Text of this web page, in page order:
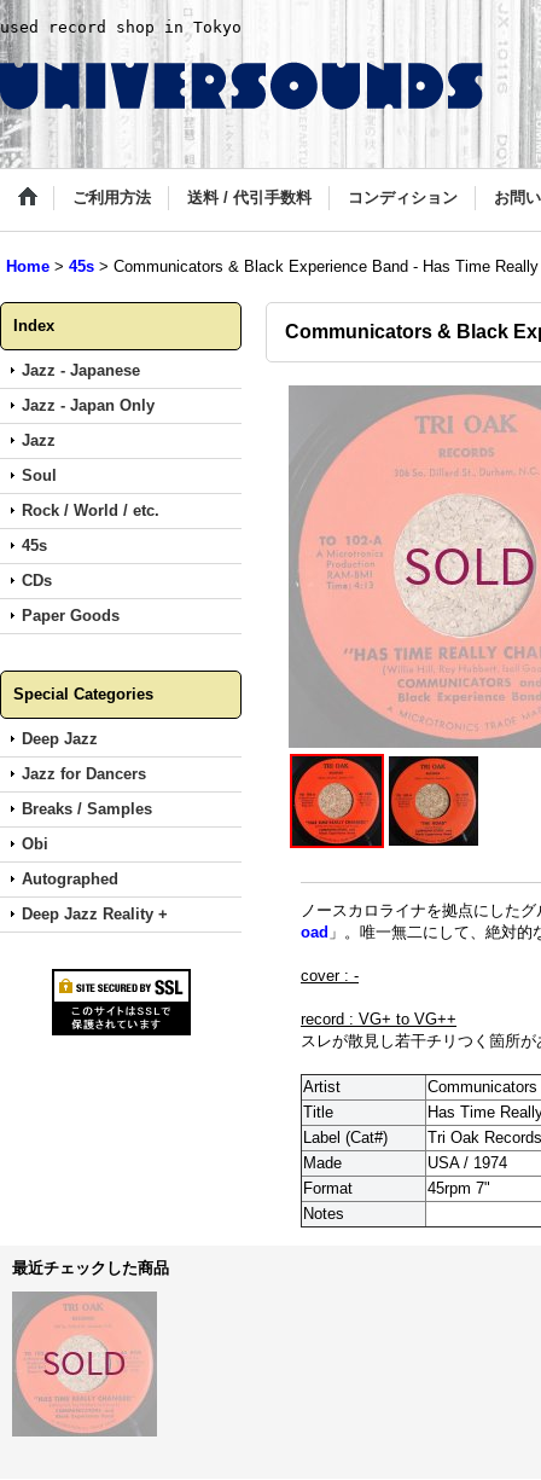
used record shop in Tokyo
ご利用方法 送料 / 代引手数料 コンディション お問
Home > 45s > Communicators & Black Experience Band - Has Time
Index
Jazz - Japanese
Jazz - Japan Only
Jazz
Soul
Rock / World / etc.
45s
CDs
Paper Goods
Special Categories
Deep Jazz
Jazz for Dancers
Breaks / Samples
Obi
Autographed
Deep Jazz Reality +
Communicators & Black
ノースカロライナを拠点にした
oad 」。唯一無二にして、絶対的
cover : -
record : VG+ to VG++
スレが散見し若干チリつく箇所
Artist
Title
Has Time
Label (Cat#)
Tri Oak
Made
USA / 1974
Format
45rpm 7"
Notes
最近チェックした商品